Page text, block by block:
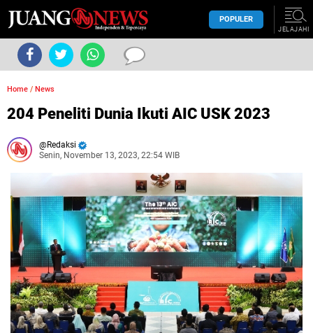
POPULER
JELAJAHI
Home / News
204 Peneliti Dunia Ikuti AIC USK 2023
Redaksi
Senin, November 13, 2023, 22:54 WIB